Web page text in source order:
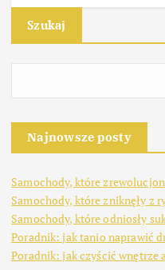
Szukaj
Najnowsze posty
Samochody, które
Samochody, które zniknęły z
Samochody, które odniosły
Poradnik: jak tanio naprawić
Poradnik: jak czyścić wnętrze